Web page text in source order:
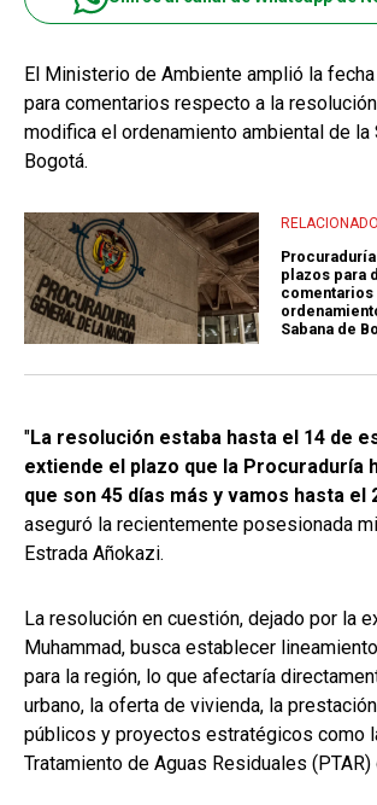
El Ministerio de Ambiente amplió la
para comentarios respecto a la
modifica el ordenamiento ambiental de la
Bogotá.
RELACIONADO
plazos para
comentarios
Sabana de
"La resolución estaba hasta el 14 de
extiende el plazo que la Procuraduría
que son 45 días más y vamos hasta el
aseguró la recientemente posesionada
Estrada Añokazi.
La resolución en cuestión, dejado por la
Muhammad, busca establecer
para la región, lo que afectaría
urbano, la oferta de vivienda, la
públicos y proyectos estratégicos como
Tratamiento de Aguas Residuales